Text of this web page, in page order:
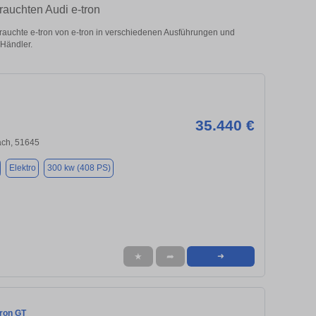
Audi e-tron
e-tron von e-tron in verschiedenen Ausführungen und
35.440 €
51645
Elektro 300 kw (408 PS)
★ ➦ ➜
GT